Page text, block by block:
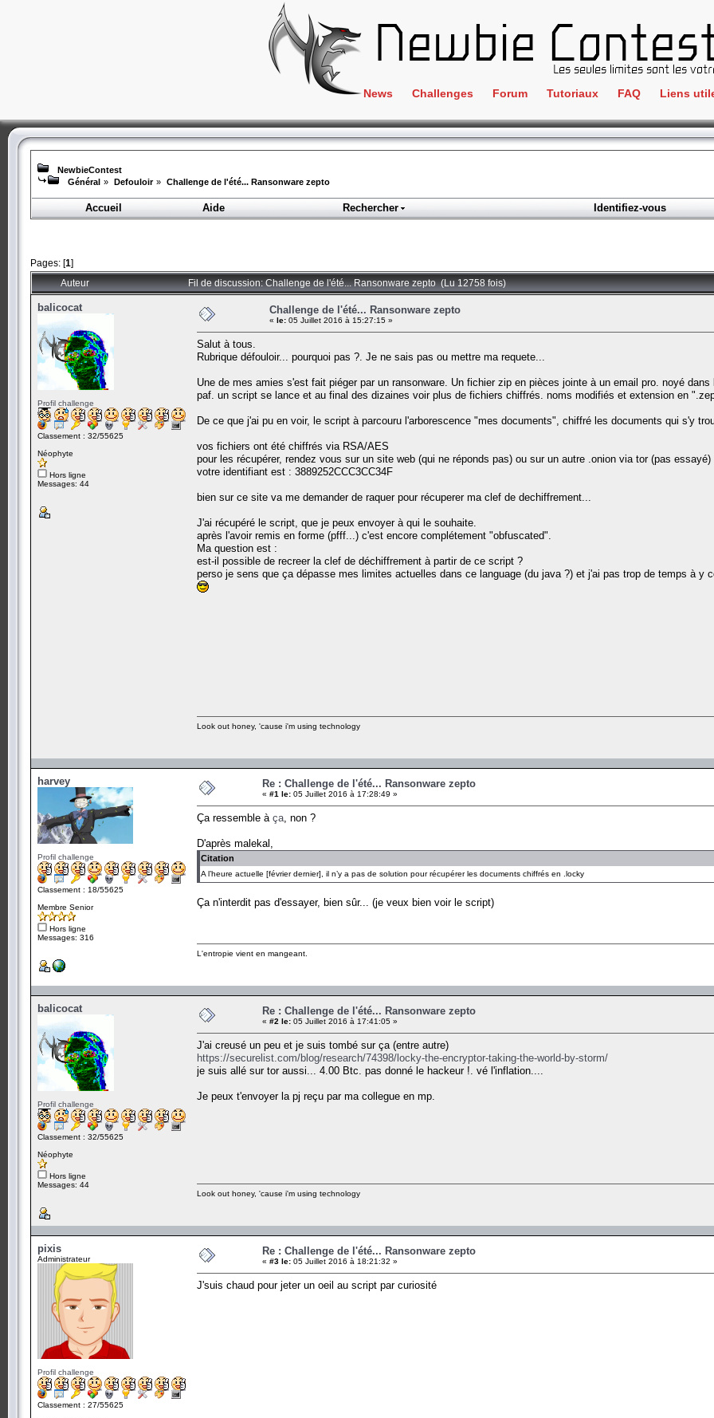
News Challenges
Crackme
ClientSide
Forensics
Programmation
Stéganographie
Wargame
Tous les challenges
Forum Tutoriaux FAQ Liens
IRC
NewbieContest
Général » Defouloir » Challenge de l'été... Ransonware zepto
Accueil
Aide Rechercher Identifiez-vous
Pages: [1]
Auteur Fil de discussion: Challenge de l'été... Ransonware zepto (Lu 12758 fois)
balicocat
Profil challenge
Classement : 32/55625
Néophyte
Hors ligne
Messages: 44
Challenge de l'été... Ransonware zepto
« le: 05 Juillet 2016 à 15:27:15 »
Salut à tous.
Rubrique défouloir... pourquoi pas ?. Je ne sais pas ou mettre ma requete...
Une de mes amies s'est fait piéger par un ransonware. Un fichier zip en pièces jointe à un email pro. noyé
paf. un script se lance et au final des dizaines voir plus de fichiers chiffrés. noms modifiés et extension en
De ce que j'ai pu en voir, le script à parcouru l'arborescence "mes documents", chiffré les documents qui s'y
vos fichiers ont été chiffrés via RSA/AES
pour les récupérer, rendez vous sur un site web (qui ne réponds pas) ou sur un autre .onion via tor (pas essayé)
votre identifiant est : 3889252CCC3CC34F
bien sur ce site va me demander de raquer pour récuperer ma clef de dechiffrement...
J'ai récupéré le script, que je peux envoyer à qui le souhaite.
après l'avoir remis en forme (pfff...) c'est encore complétement "obfuscated".
Ma question est :
est-il possible de recreer la clef de déchiffrement à partir de ce script ?
perso je sens que ça dépasse mes limites actuelles dans ce language (du java ?) et j'ai pas trop de temps à y
Look out honey, 'cause i'm using technology
harvey
Profil challenge
Classement : 18/55625
Membre Senior
Hors ligne
Messages: 316
Re : Challenge de l'été... Ransonware zepto
« #1 le: 05 Juillet 2016 à 17:28:49 »
Ça ressemble à ça , non ?
D'après malekal,
Citation
A l’heure actuelle [février dernier], il n’y a pas de solution pour récupérer les documents chiffrés en .locky
Ça n'interdit pas d'essayer, bien sûr... (je veux bien voir le script)
L'entropie vient en mangeant.
balicocat
Profil challenge
Classement : 32/55625
Néophyte
Hors ligne
Messages: 44
Re : Challenge de l'été... Ransonware zepto
« #2 le: 05 Juillet 2016 à 17:41:05 »
J'ai creusé un peu et je suis tombé sur ça (entre autre)
https://securelist.com/blog/research/74398/locky-the-encryptor-taking-the-world-by-storm/
je suis allé sur tor aussi... 4.00 Btc. pas donné le hackeur !. vé l'inflation....
Je peux t'envoyer la pj reçu par ma collegue en mp.
Look out honey, 'cause i'm using technology
pixis
Administrateur
Profil challenge
Classement : 27/55625
Re : Challenge de l'été... Ransonware zepto
« #3 le: 05 Juillet 2016 à 18:21:32 »
J'suis chaud pour jeter un oeil au script par curiosité